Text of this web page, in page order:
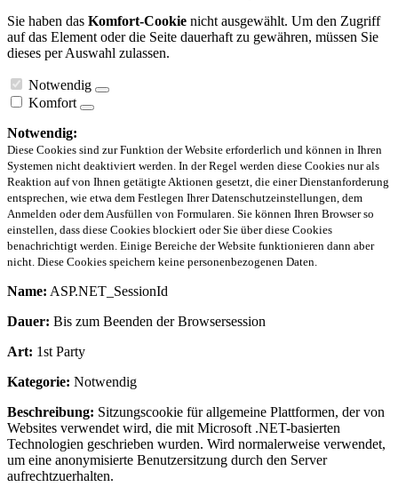
Sie haben das Komfort-Cookie nicht ausgewählt. Um den Zugriff
auf das Element oder die Seite dauerhaft zu gewähren, müssen Sie
dieses per Auswahl zulassen.
Notwendig
Komfort
Notwendig:
Diese Cookies sind zur Funktion der Website erforderlich und können in Ihren
Systemen nicht deaktiviert werden. In der Regel werden diese Cookies nur als
Reaktion auf von Ihnen getätigte Aktionen gesetzt, die einer Dienstanforderung
entsprechen, wie etwa dem Festlegen Ihrer Datenschutzeinstellungen, dem
Anmelden oder dem Ausfüllen von Formularen. Sie können Ihren Browser so
einstellen, dass diese Cookies blockiert oder Sie über diese Cookies
benachrichtigt werden. Einige Bereiche der Website funktionieren dann aber
nicht. Diese Cookies speichern keine personenbezogenen Daten.
Name: ASP.NET_SessionId
Dauer: Bis zum Beenden der Browsersession
Art: 1st Party
Kategorie: Notwendig
Beschreibung: Sitzungscookie für allgemeine Plattformen, der von
Websites verwendet wird, die mit Microsoft .NET-basierten
Technologien geschrieben wurden. Wird normalerweise verwendet,
um eine anonymisierte Benutzersitzung durch den Server
aufrechtzuerhalten.